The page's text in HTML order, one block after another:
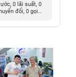
0 lãi suất, 0
đổi, 0 gọi